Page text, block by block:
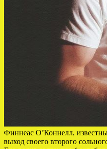
Финнеас О’Коннелл,
выход своего второго